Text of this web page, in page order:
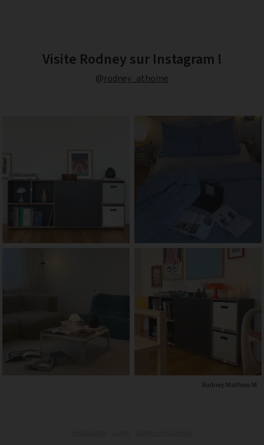
Visite Rodney sur Instagram !
@rodney_athome
Rodney Mathew M